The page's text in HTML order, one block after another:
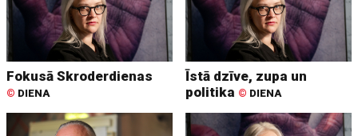
Fokusā Skroderdienas
© DIENA
Īstā dzīve, zupa un
politika © DIENA